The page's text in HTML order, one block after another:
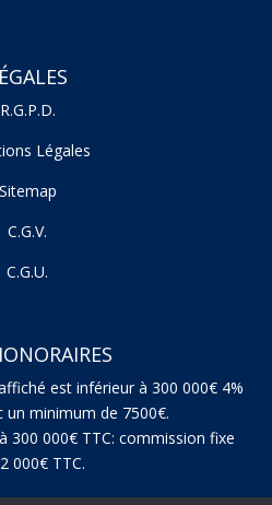
R.G.P.D.
Légales
Sitemap
C.G.V.
C.G.U.
est inférieur à 300 000€ 4%
un minimum de 7500€.
300 000€ TTC: commission fixe
000€ TTC.